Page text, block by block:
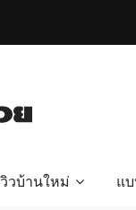
วบ้านใหม่ แ